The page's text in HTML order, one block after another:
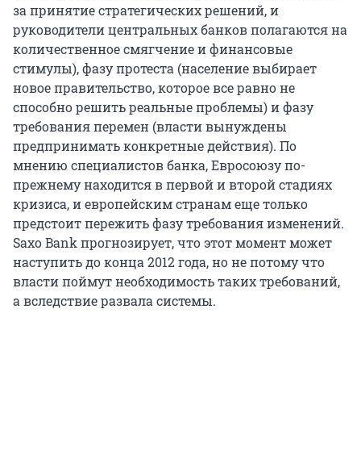
за принятие стратегических решений, и
руководители центральных банков полагаются на
количественное смягчение и финансовые
стимулы), фазу протеста (население выбирает
новое правительство, которое все равно не
способно решить реальные проблемы) и фазу
требования перемен (власти вынуждены
предпринимать конкретные действия). По
мнению специалистов банка, Евросоюзу по-
прежнему находится в первой и второй стадиях
кризиса, и европейским странам еще только
предстоит пережить фазу требования изменений.
Saxo Bank прогнозирует, что этот момент может
наступить до конца 2012 года, но не потому что
власти поймут необходимость таких требований,
а вследствие развала системы.